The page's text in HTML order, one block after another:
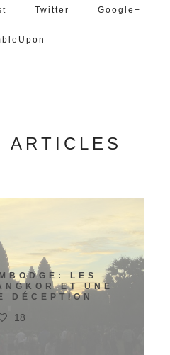
Twitter Google+
ARTICLES
LES
ET UNE
DÉCEPTION
18